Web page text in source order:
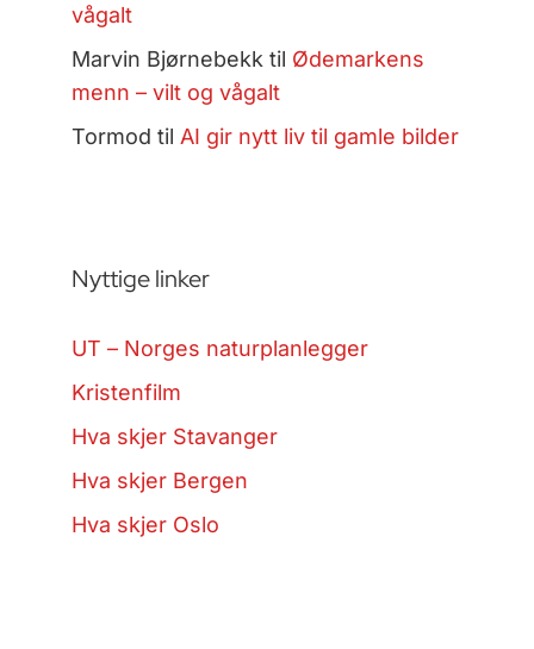
vågalt
Marvin Bjørnebekk til Ødemarkens
menn – vilt og vågalt
Tormod til AI gir nytt liv til gamle bilder
Nyttige linker
UT – Norges naturplanlegger
Kristenfilm
Hva skjer Stavanger
Hva skjer Bergen
Hva skjer Oslo